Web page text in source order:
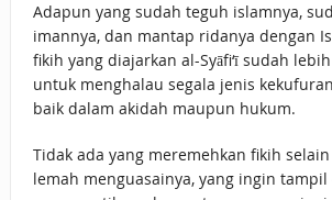
Adapun yang sudah teguh islamnya,
imannya, dan mantap ridanya dengan
fikih yang diajarkan al-Syāfi‘ī sudah
untuk menghalau segala jenis
baik dalam akidah maupun hukum.
Tidak ada yang meremehkan fikih
lemah menguasainya, yang ingin